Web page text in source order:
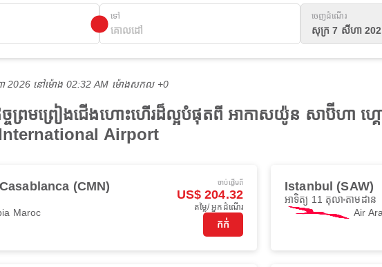
ទៅ ចេញដំណើរ
សុក្រ 7 សីហា
2026 នៅ​ម៉ោង 02:32 AM ម៉ោង​សកល +0
ព្រមព្រៀងជើងហោះហើរដ៏ល្អបំផុតពី អាកាសយ៉ូន សាប៊ីហា ហ្
Airport
Casablanca (CMN)
Maroc
ចាប់ផ្ដើមពី
US$ 204.32
តម្លៃ/ អ្នកដំណើរ
កក់
Istanbul (SAW)
អាទិត្យ 11 តុលា តាមដាន
Air